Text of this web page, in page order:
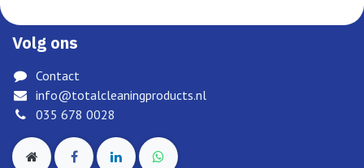
Volg ons
Contact
info@totalcleaningproducts.nl
035 678 0028